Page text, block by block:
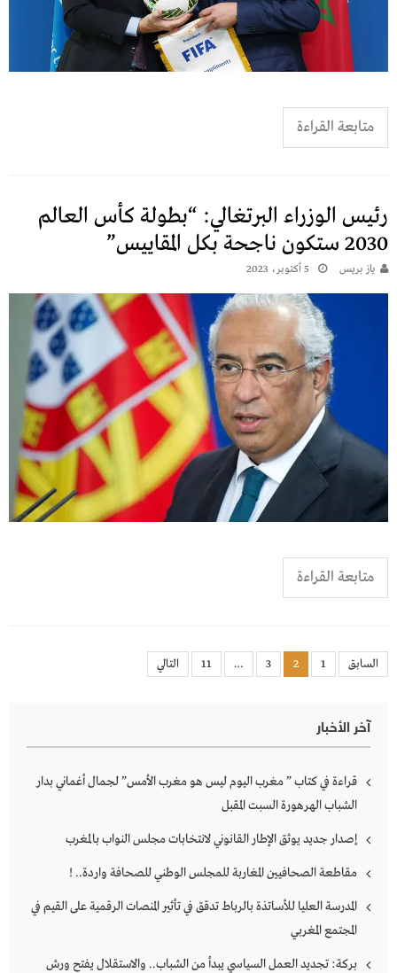
متابعة القراءة
رئيس الوزراء البرتغالي: “بطولة كأس العالم
2030 ستكون ناجحة بكل المقاييس”
يـاز بريـس 5 أكتوبر، 2023
متابعة القراءة
Posts
السابق 1
2
3
…
11 التالي
آخر الأخبار
قراءة في كتاب ” مغرب اليوم ليس هو مغرب الأمس” لجمال أغماني بدار
الشباب الهرهورة السبت المقبل
إصدار جديد يوثق الإطار القانوني لانتخابات مجلس النواب بالمغرب
مقاطعة الصحافيين المغاربة للمجلس الوطني للصحافة واردة.. !
المدرسة العليا للأساتذة بالرباط تدقق في تأثير المنصات الرقمية على القيم في
المجتمع المغربي
بركة: تجديد العمل السياسي يبدأ من الشباب.. والاستقلال يفتح ورش